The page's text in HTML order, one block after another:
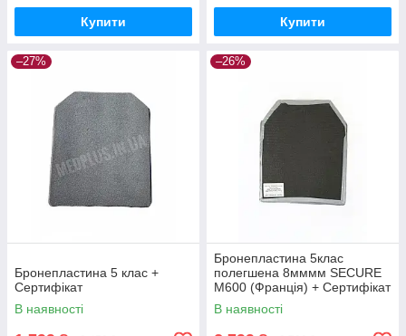
Купити Купити
–27%
Бронепластина 5 клас +
Сертифікат
В наявності
–26%
Бронепластина 5клас
полегшена 8мммм SECURE
M600 (Франція) + Сертифікат
В наявності